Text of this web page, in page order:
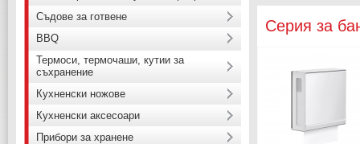
Серия за
Съдове за готвене
BBQ
Термоси, термочаши, кутии за
съхранение
Кухненски ножове
Кухненски аксесоари
Прибори за хранене